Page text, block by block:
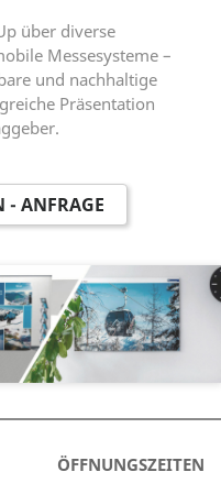
über diverse
Messesysteme –
und nachhaltige
Präsentation
- ANFRAGE
ÖFFNUNGSZEITEN